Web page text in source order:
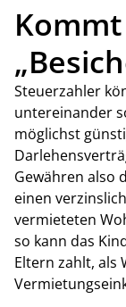
Steuerzahler
untereinander
möglichst
Gewähren also
einen
vermieteten
so kann das
Eltern zahlt, als